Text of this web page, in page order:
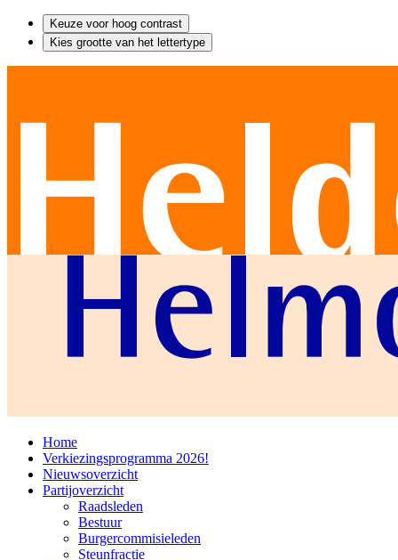
Keuze voor hoog contrast
Kies grootte van het lettertype
Home
Verkiezingsprogramma 2026!
Nieuwsoverzicht
Partijoverzicht
Raadsleden
Bestuur
Burgercommisieleden
Steunfractie